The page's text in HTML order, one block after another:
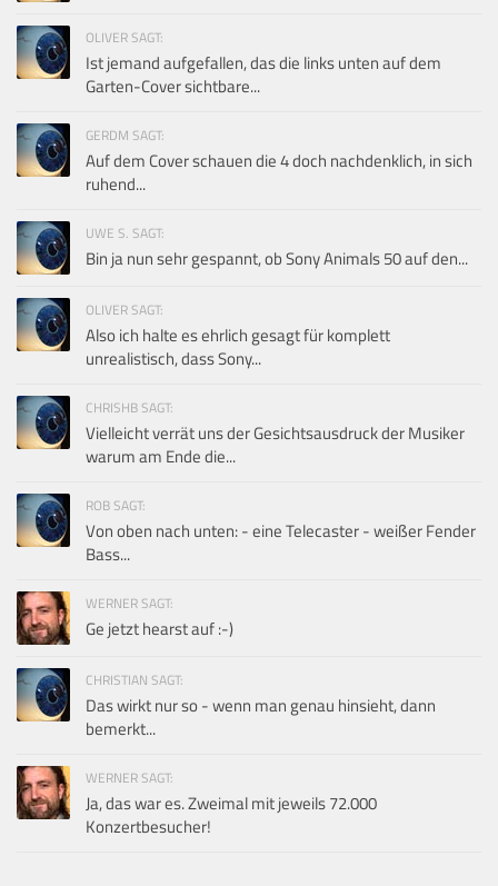
OLIVER SAGT:
Ist jemand aufgefallen, das die links unten auf dem
Garten-Cover sichtbare...
GERDM SAGT:
Auf dem Cover schauen die 4 doch nachdenklich, in sich
ruhend...
UWE S. SAGT:
Bin ja nun sehr gespannt, ob Sony Animals 50 auf den...
OLIVER SAGT:
Also ich halte es ehrlich gesagt für komplett
unrealistisch, dass Sony...
CHRISHB SAGT:
Vielleicht verrät uns der Gesichtsausdruck der Musiker
warum am Ende die...
ROB SAGT:
Von oben nach unten: - eine Telecaster - weißer Fender
Bass...
WERNER SAGT:
Ge jetzt hearst auf :-)
CHRISTIAN SAGT:
Das wirkt nur so - wenn man genau hinsieht, dann
bemerkt...
WERNER SAGT:
Ja, das war es. Zweimal mit jeweils 72.000
Konzertbesucher!